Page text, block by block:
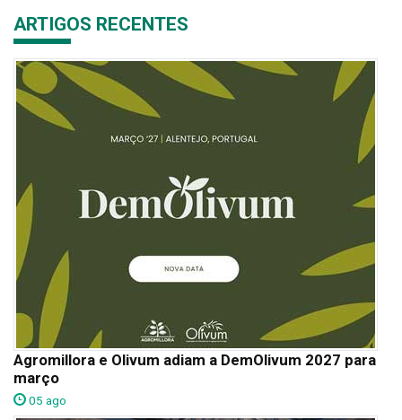
ARTIGOS RECENTES
Agromillora e Olivum adiam a DemOlivum 2027 para
março
05 ago